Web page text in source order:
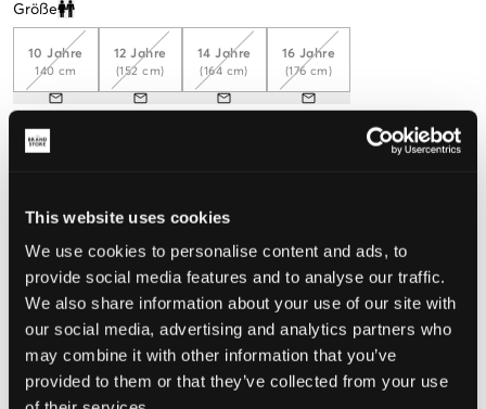
This website uses cookies
We use cookies to personalise content and ads, to
provide social media features and to analyse our traffic.
We also share information about your use of our site with
our social media, advertising and analytics partners who
may combine it with other information that you’ve
provided to them or that they’ve collected from your use
Größe
Clone modal
10 Jahre
140 cm
12 Jahre
(152 cm)
14 Jahre
(164 cm)
16 Jahre
(176 cm)
Wahrgenommene Größe
GRÖSSENBERATER
WÄHLEN SIE EINE GRÖSSE
Schnelle lieferung
Gratis versand über €69